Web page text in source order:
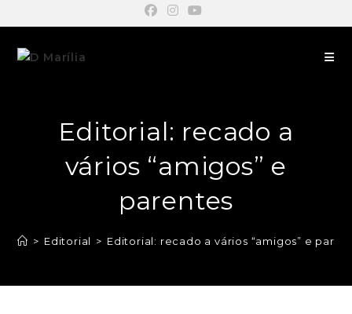
Editorial: recado a
vários “amigos” e
parentes
> Editorial > Editorial: recado a vários “amigos” e